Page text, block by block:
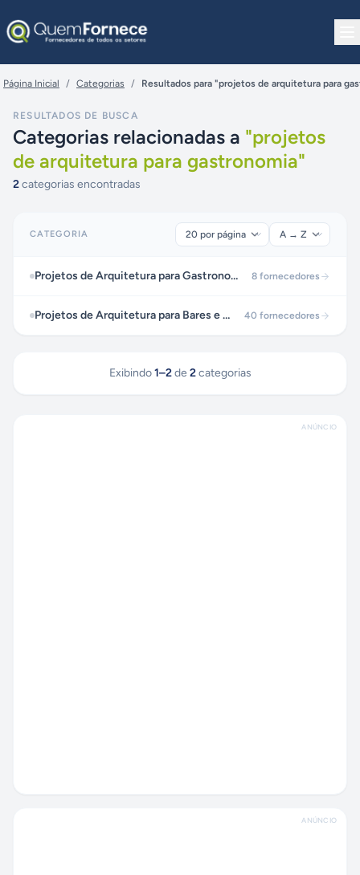
Página Inicial / Categorias / Resultados para "projetos de arquitetura para
RESULTADOS DE BUSCA
Categorias relacionadas a "projetos
de arquitetura para gastronomia"
2categorias encontradas
CATEGORIA
Projetos de Arquitetura para Gastronomia 8 fornecedores
Projetos de Arquitetura para Bares e Restaurantes 40 fornecedores
Exibindo 1–2 de 2 categorias
ANÚNCIO
ANÚNCIO